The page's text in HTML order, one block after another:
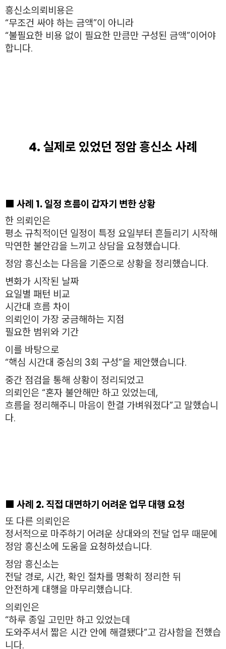
흥신소의뢰비용은
“무조건 싸야 하는 금액”이 아니라
“불필요한 비용 없이 필요한 만큼만 구성된 금액”이어야
합니다.
4. 실제로 있었던 정암 흥신소 사례
■ 사례 1. 일정 흐름이 갑자기 변한 상황
한 의뢰인은
평소 규칙적이던 일정이 특정 요일부터 흔들리기 시작해
막연한 불안감을 느끼고 상담을 요청했습니다.
정암 흥신소는 다음을 기준으로 상황을 정리했습니다.
변화가 시작된 날짜
요일별 패턴 비교
시간대 흐름 차이
의뢰인이 가장 궁금해하는 지점
필요한 범위와 기간
이를 바탕으로
“핵심 시간대 중심의 3회 구성”을 제안했습니다.
중간 점검을 통해 상황이 정리되었고
의뢰인은 “혼자 불안해만 하고 있었는데,
흐름을 정리해주니 마음이 한결 가벼워졌다”고 말했습니
다.
■ 사례 2. 직접 대면하기 어려운 업무 대행 요청
또 다른 의뢰인은
정서적으로 마주하기 어려운 상대와의 전달 업무 때문에
정암 흥신소에 도움을 요청하셨습니다.
정암 흥신소는
전달 경로, 시간, 확인 절차를 명확히 정리한 뒤
안전하게 대행을 마무리했습니다.
의뢰인은
“하루 종일 고민만 하고 있었는데
도와주셔서 짧은 시간 안에 해결됐다”고 감사함을 전했습
니다.